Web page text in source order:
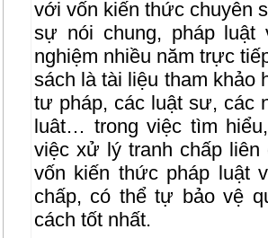
với vốn kiến thức chuyên
sự nói chung, pháp
nghiệm nhiều năm trực
sách là tài liệu tham khảo
tư pháp, các luật sư, các
luât… trong việc tìm
việc xử lý tranh chấp
vốn kiến thức pháp luật
chấp, có thể tự bảo vệ
cách tốt nhất.